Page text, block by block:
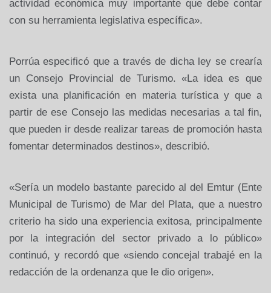
actividad económica muy importante que debe contar
con su herramienta legislativa específica».
Porrúa especificó que a través de dicha ley se crearía
un Consejo Provincial de Turismo. «La idea es que
exista una planificación en materia turística y que a
partir de ese Consejo las medidas necesarias a tal fin,
que pueden ir desde realizar tareas de promoción hasta
fomentar determinados destinos», describió.
«Sería un modelo bastante parecido al del Emtur (Ente
Municipal de Turismo) de Mar del Plata, que a nuestro
criterio ha sido una experiencia exitosa, principalmente
por la integración del sector privado a lo público»
continuó, y recordó que «siendo concejal trabajé en la
redacción de la ordenanza que le dio origen».